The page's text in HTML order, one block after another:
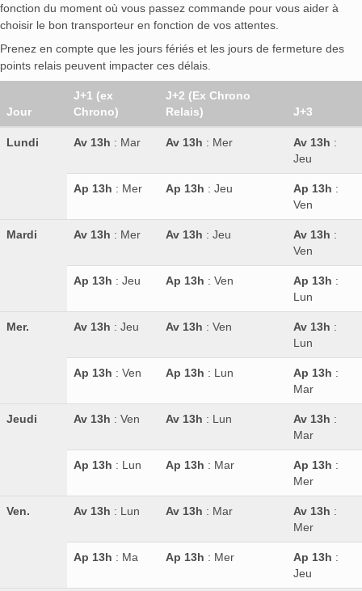
fonction du moment où vous passez commande pour vous aider à
choisir le bon transporteur en fonction de vos attentes.
Prenez en compte que les jours fériés et les jours de fermeture des
points relais peuvent impacter ces délais.
Jour
J+1 (ex
Chrono)
J+2 (Ex Chrono
Relais)
J+3
Lundi Av 13h : Mar Av 13h : Mer Av 13h :
Jeu
Ap 13h : Mer Ap 13h : Jeu Ap 13h :
Ven
Mardi Av 13h : Mer Av 13h : Jeu Av 13h :
Ven
Ap 13h : Jeu Ap 13h : Ven Ap 13h :
Lun
Mer. Av 13h : Jeu Av 13h : Ven Av 13h :
Lun
Ap 13h : Ven Ap 13h : Lun Ap 13h :
Mar
Jeudi Av 13h : Ven Av 13h : Lun Av 13h :
Mar
Ap 13h : Lun Ap 13h : Mar Ap 13h :
Mer
Ven. Av 13h : Lun Av 13h : Mar Av 13h :
Mer
Ap 13h : Ma Ap 13h : Mer Ap 13h :
Jeu